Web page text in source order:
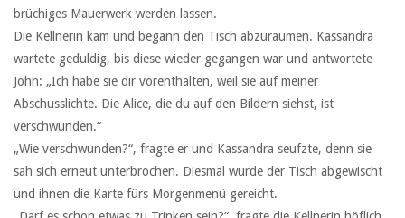
brüchiges Mauerwerk werden lassen.
Die Kellnerin kam und begann den Tisch abzuräumen. Kassandra
wartete geduldig, bis diese wieder gegangen war und antwortete
John: „Ich habe sie dir vorenthalten, weil sie auf meiner
Abschusslichte. Die Alice, die du auf den Bildern siehst, ist
verschwunden.“
„Wie verschwunden?“, fragte er und Kassandra seufzte, denn sie
sah sich erneut unterbrochen. Diesmal wurde der Tisch abgewischt
und ihnen die Karte fürs Morgenmenü gereicht.